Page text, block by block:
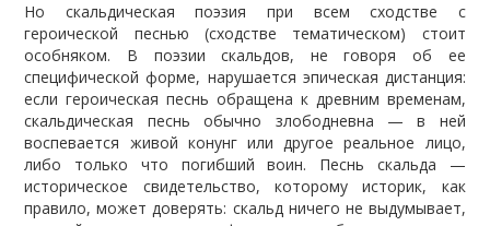
Но скальдическая поэзия при всем сходстве с
героической песнью (сходстве тематическом) стоит
особняком. В поэзии скальдов, не говоря об ее
специфической форме, нарушается эпическая дистанция:
если героическая песнь обращена к древним временам,
скальдическая песнь обычно злободневна — в ней
воспевается живой конунг или другое реальное лицо,
либо только что погибший воин. Песнь скальда —
историческое свидетельство, которому историк, как
правило, может доверять: скальд ничего не выдумывает,